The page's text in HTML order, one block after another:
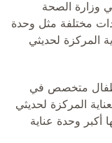
وزارة الصحة
في وحدات مختلفة مثل وحدة
المركزة لحديثي
متخصص في
المركزة لحديثي
أكبر وحدة عناية